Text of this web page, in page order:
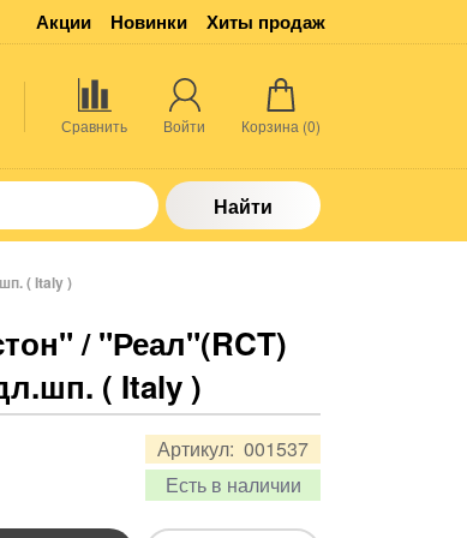
Акции Новинки Хиты продаж
Сравнить Войти Корзина (0)
Найти
( Italy )
/ "Реал"(RCT)
( Italy )
Артикул: 001537
Есть в наличии